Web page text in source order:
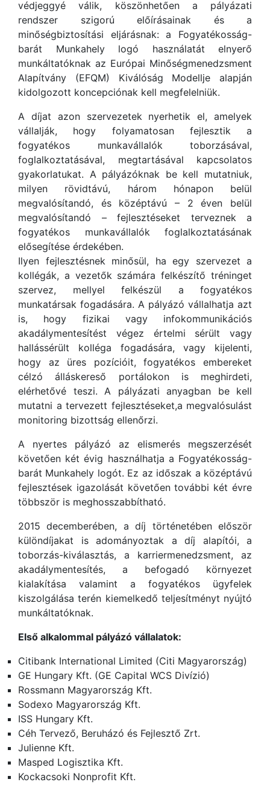
védjeggyé válik, köszönhetően a pályázati
rendszer szigorú előírásainak és a
minőségbiztosítási eljárásnak: a Fogyatékosság-
barát Munkahely logó használatát elnyerő
munkáltatóknak az Európai Minőségmenedzsment
Alapítvány (EFQM) Kiválóság Modellje alapján
kidolgozott koncepciónak kell megfelelniük.
A díjat azon szervezetek nyerhetik el, amelyek
vállalják, hogy folyamatosan fejlesztik a
fogyatékos munkavállalók toborzásával,
foglalkoztatásával, megtartásával kapcsolatos
gyakorlatukat. A pályázóknak be kell mutatniuk,
milyen rövidtávú, három hónapon belül
megvalósítandó, és középtávú – 2 éven belül
megvalósítandó – fejlesztéseket terveznek a
fogyatékos munkavállalók foglalkoztatásának
elősegítése érdekében.
Ilyen fejlesztésnek minősül, ha egy szervezet a
kollégák, a vezetők számára felkészítő tréninget
szervez, mellyel felkészül a fogyatékos
munkatársak fogadására. A pályázó vállalhatja azt
is, hogy fizikai vagy infokommunikációs
akadálymentesítést végez értelmi sérült vagy
hallássérült kolléga fogadására, vagy kijelenti,
hogy az üres pozícióit, fogyatékos embereket
célzó álláskereső portálokon is meghirdeti,
elérhetővé teszi. A pályázati anyagban be kell
mutatni a tervezett fejlesztéseket,a megvalósulást
monitoring bizottság ellenőrzi.
A nyertes pályázó az elismerés megszerzését
követően két évig használhatja a Fogyatékosság-
barát Munkahely logót. Ez az időszak a középtávú
fejlesztések igazolását követően további két évre
többször is meghosszabbítható.
2015 decemberében, a díj történetében először
különdíjakat is adományoztak a díj alapítói, a
toborzás-kiválasztás, a karriermenedzsment, az
akadálymentesítés, a befogadó környezet
kialakítása valamint a fogyatékos ügyfelek
kiszolgálása terén kiemelkedő teljesítményt nyújtó
munkáltatóknak.
Első alkalommal pályázó vállalatok:
Citibank International Limited (Citi Magyarország)
GE Hungary Kft. (GE Capital WCS Divízió)
Rossmann Magyarország Kft.
Sodexo Magyarország Kft.
ISS Hungary Kft.
Céh Tervező, Beruházó és Fejlesztő Zrt.
Julienne Kft.
Masped Logisztika Kft.
Kockacsoki Nonprofit Kft.